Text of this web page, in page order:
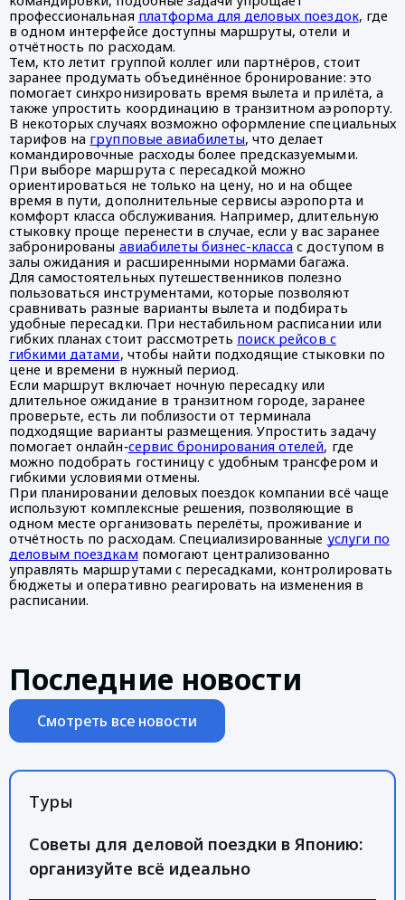
профессиональная платформа для деловых поездок, где
в одном интерфейсе доступны маршруты, отели и
отчётность по расходам.
Тем, кто летит группой коллег или партнёров, стоит
заранее продумать объединённое бронирование: это
помогает синхронизировать время вылета и прилёта, а
также упростить координацию в транзитном аэропорту.
В некоторых случаях возможно оформление специальных
тарифов на групповые авиабилеты, что делает
командировочные расходы более предсказуемыми.
При выборе маршрута с пересадкой можно
ориентироваться не только на цену, но и на общее
время в пути, дополнительные сервисы аэропорта и
комфорт класса обслуживания. Например, длительную
стыковку проще перенести в случае, если у вас заранее
забронированы авиабилеты бизнес-классас доступом в
залы ожидания и расширенными нормами багажа.
Для самостоятельных путешественников полезно
пользоваться инструментами, которые позволяют
сравнивать разные варианты вылета и подбирать
удобные пересадки. При нестабильном расписании или
гибких планах стоит рассмотреть поиск рейсов с
гибкими датами, чтобы найти подходящие стыковки по
цене и времени в нужный период.
Если маршрут включает ночную пересадку или
длительное ожидание в транзитном городе, заранее
проверьте, есть ли поблизости от терминала
подходящие варианты размещения. Упростить задачу
помогает онлайн‑сервис бронирования отелей, где
можно подобрать гостиницу с удобным трансфером и
гибкими условиями отмены.
При планировании деловых поездок компании всё чаще
используют комплексные решения, позволяющие в
одном месте организовать перелёты, проживание и
отчётность по расходам. Специализированные услуги по
деловым поездкам помогают централизованно
управлять маршрутами с пересадками, контролировать
бюджеты и оперативно реагировать на изменения в
расписании.
Последние новости
Смотреть все новости
Туры
Советы для деловой поездки в Японию:
организуйте всё идеально